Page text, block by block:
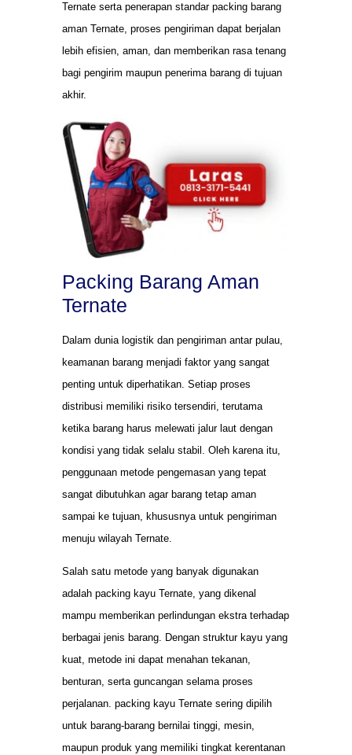
Ternate serta penerapan standar packing barang
aman Ternate, proses pengiriman dapat berjalan
lebih efisien, aman, dan memberikan rasa tenang
bagi pengirim maupun penerima barang di tujuan
akhir.
Packing Barang Aman
Ternate
Dalam dunia logistik dan pengiriman antar pulau,
keamanan barang menjadi faktor yang sangat
penting untuk diperhatikan. Setiap proses
distribusi memiliki risiko tersendiri, terutama
ketika barang harus melewati jalur laut dengan
kondisi yang tidak selalu stabil. Oleh karena itu,
penggunaan metode pengemasan yang tepat
sangat dibutuhkan agar barang tetap aman
sampai ke tujuan, khususnya untuk pengiriman
menuju wilayah Ternate.
Salah satu metode yang banyak digunakan
adalah packing kayu Ternate, yang dikenal
mampu memberikan perlindungan ekstra terhadap
berbagai jenis barang. Dengan struktur kayu yang
kuat, metode ini dapat menahan tekanan,
benturan, serta guncangan selama proses
perjalanan. packing kayu Ternate sering dipilih
untuk barang-barang bernilai tinggi, mesin,
maupun produk yang memiliki tingkat kerentanan